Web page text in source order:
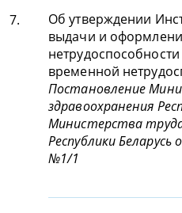
7.
Об утверждении
выдачи и
временной
Постановление
здравоохранения
Министерства
Республики Беларусь
№1/1